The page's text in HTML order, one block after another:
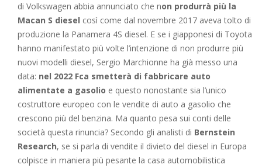
di Volkswagen abbia annunciato che non produrrà più la
Macan S diesel così come dal novembre 2017 aveva tolto di
produzione la Panamera 4S diesel. E se i giapponesi di Toyota
hanno manifestato più volte l’intenzione di non produrre più
nuovi modelli diesel, Sergio Marchionne ha già messo una
data: nel 2022 Fca smetterà di fabbricare auto
alimentate a gasolio e questo nonostante sia l’unico
costruttore europeo con le vendite di auto a gasolio che
crescono più del benzina. Ma quanto pesa sui conti delle
società questa rinuncia? Secondo gli analisti di Bernstein
Research, se si parla di vendite il divieto del diesel in Europa
colpisce in maniera più pesante la casa automobilistica